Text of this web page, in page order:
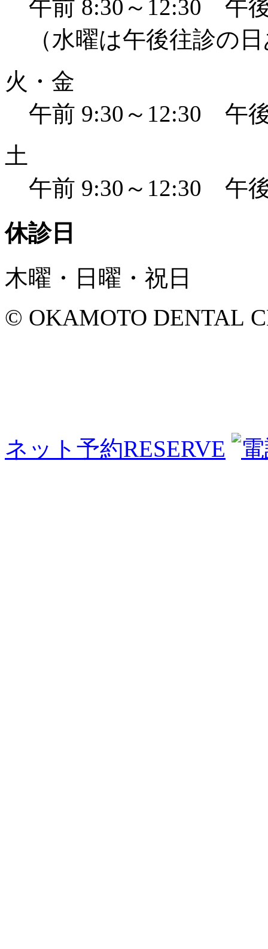
午前 8:30～12:30 午
（水曜は午後往診の
火・金
午前 9:30～12:30 午
土
午前 9:30～12:30 午
休診日
木曜・日曜・祝日
© OKAMOTO DENTAL
ネット予約RESERVE